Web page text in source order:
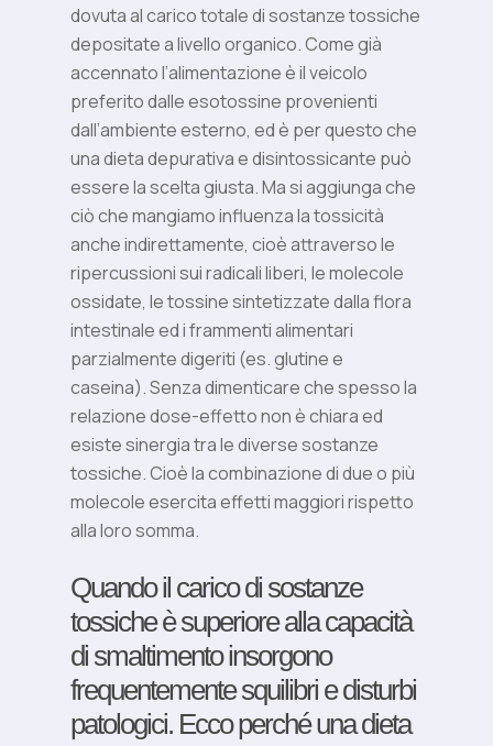
dovuta al carico totale di sostanze tossiche
depositate a livello organico. Come già
accennato l’alimentazione è il veicolo
preferito dalle esotossine provenienti
dall’ambiente esterno, ed è per questo che
una dieta depurativa e disintossicante può
essere la scelta giusta. Ma si aggiunga che
ciò che mangiamo influenza la tossicità
anche indirettamente, cioè attraverso le
ripercussioni sui radicali liberi, le molecole
ossidate, le tossine sintetizzate dalla flora
intestinale ed i frammenti alimentari
parzialmente digeriti (es. glutine e
caseina). Senza dimenticare che spesso la
relazione dose-effetto non è chiara ed
esiste sinergia tra le diverse sostanze
tossiche. Cioè la combinazione di due o più
molecole esercita effetti maggiori rispetto
alla loro somma.
Quando il carico di sostanze
tossiche è superiore alla capacità
di smaltimento insorgono
frequentemente squilibri e disturbi
patologici. Ecco perché una dieta